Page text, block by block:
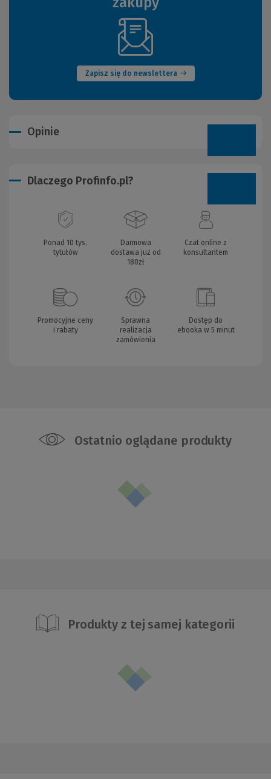
Zapisz się do newslettera
(Nowe
okno)
Opinie
Dlaczego Profinfo.pl?
Ponad 10 tys.
tytułów
Darmowa
dostawa już od
180zł
Czat online z
konsultantem
Promocyjne ceny
i rabaty
Sprawna
realizacja
zamówienia
Dostęp do
ebooka w 5 minut
Ostatnio oglądane produkty
Produkty z tej samej kategorii